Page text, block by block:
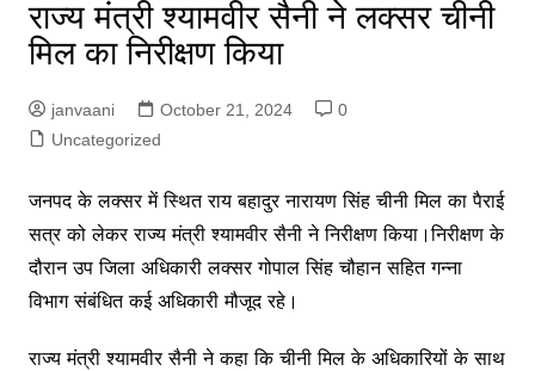
राज्य मंत्री श्यामवीर सैनी ने लक्सर चीनी
मिल का निरीक्षण किया
janvaani October 21, 2024
0
Uncategorized
जनपद के लक्सर में स्थित राय बहादुर नारायण सिंह चीनी मिल का पैराई
सत्र को लेकर राज्य मंत्री श्यामवीर सैनी ने निरीक्षण किया।निरीक्षण के
दौरान उप जिला अधिकारी लक्सर गोपाल सिंह चौहान सहित गन्ना
विभाग संबंधित कई अधिकारी मौजूद रहे।
राज्य मंत्री श्यामवीर सैनी ने कहा कि चीनी मिल के अधिकारियों के साथ